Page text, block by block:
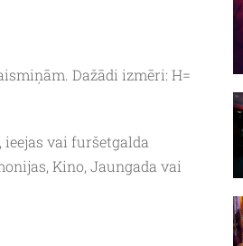
Dažādi izmēri: H=
vai furšetgalda
Kino, Jaungada vai